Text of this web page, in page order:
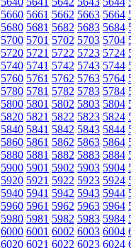
5660 5661 5662 5663 5664
5680 5681 5682 5683 5684
5700 5701 5702 5703 5704
5720 5721 5722 5723 5724
5740 5741 5742 5743 5744
5760 5761 5762 5763 5764
5780 5781 5782 5783 5784
5800 5801 5802 5803 5804
5820 5821 5822 5823 5824
5840 5841 5842 5843 5844
5860 5861 5862 5863 5864
5880 5881 5882 5883 5884
5900 5901 5902 5903 5904
5920 5921 5922 5923 5924
5940 5941 5942 5943 5944
5960 5961 5962 5963 5964
5980 5981 5982 5983 5984
6000 6001 6002 6003 6004
6020 6021 6022 6023 6024